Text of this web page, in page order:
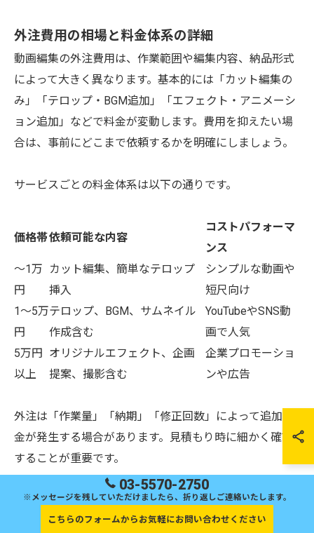
外注費用の相場と料金体系の詳細
動画編集の外注費用は、作業範囲や編集内容、納品形式
によって大きく異なります。基本的には「カット編集の
み」「テロップ・BGM追加」「エフェクト・アニメーシ
ョン追加」などで料金が変動します。費用を抑えたい場
合は、事前にどこまで依頼するかを明確にしましょう。
サービスごとの料金体系は以下の通りです。
価格帯依頼可能な内容
コストパフォーマ
ンス
～1万
円
カット編集、簡単なテロップ
挿入
シンプルな動画や
短尺向け
1～5万
円
テロップ、BGM、サムネイル
作成含む
YouTubeやSNS動
画で人気
5万円
以上
オリジナルエフェクト、企画
提案、撮影含む
企業プロモーショ
ンや広告
外注は「作業量」「納期」「修正回数」によって追加料
金が発生する場合があります。見積もり時に細かく確認
することが重要です。
依頼から納品までの流れとトラブル回避策
依頼から納品までの流れを把握しておくことで、無駄な
03-5570-2750
※メッセージを残していただけましたら、折り返しご連絡いたします。
こちらのフォームからお気軽にお問い合わせください